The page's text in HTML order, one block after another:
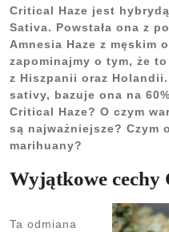
Critical Haze jest
Sativa. Powstała ona z
Amnesia Haze z męskim
zapominajmy o tym, że
z Hiszpanii oraz
sativy, bazuje ona na
Critical Haze? O czym
są najważniejsze? Czym
marihuany?
Wyjątkowe cechy
Ta odmiana